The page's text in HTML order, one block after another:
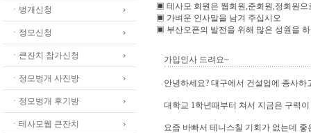
ㆍ벙개신청
ㆍ정모신청
ㆍ큰잔치 참가신청
ㆍ정모벙개 사진방
ㆍ정모벙개 후기방
ㆍ테사모웹 큰잔치
▣ 테사모 회원은 웹회원,준회원,정회원으
▣ 가벼운 인사말을 남겨 주십시오
▣ 부산오픈의 발전을 위해 많은 성원을
가입인사 드려요~
안녕하세요? 대구에서 건설업에 종사하
대학교 1학년때부터 쳐서 지금은 구력
요즘 바빠서 테니스칠 기회가 없는데 좋